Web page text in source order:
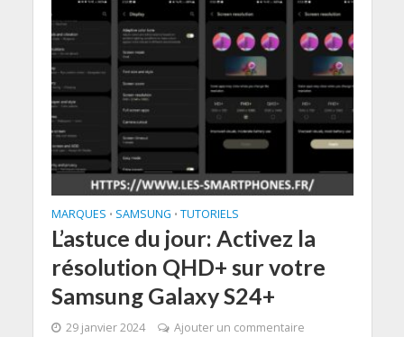
MARQUES • SAMSUNG • TUTORIELS
L’astuce du jour: Activez la
résolution QHD+ sur votre
Samsung Galaxy S24+
29 janvier 2024 Ajouter un commentaire